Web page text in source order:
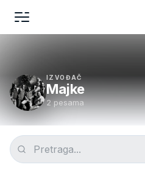
IZVOĐAČ
Majke
2 pesama